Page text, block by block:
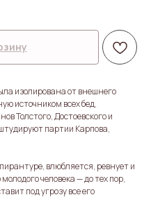
изолирована от внешнего
источником всех бед,
Толстого, Достоевского и
партии Карпова,
влюбляется, ревнует и
человека — до тех пор,
под угрозу все его